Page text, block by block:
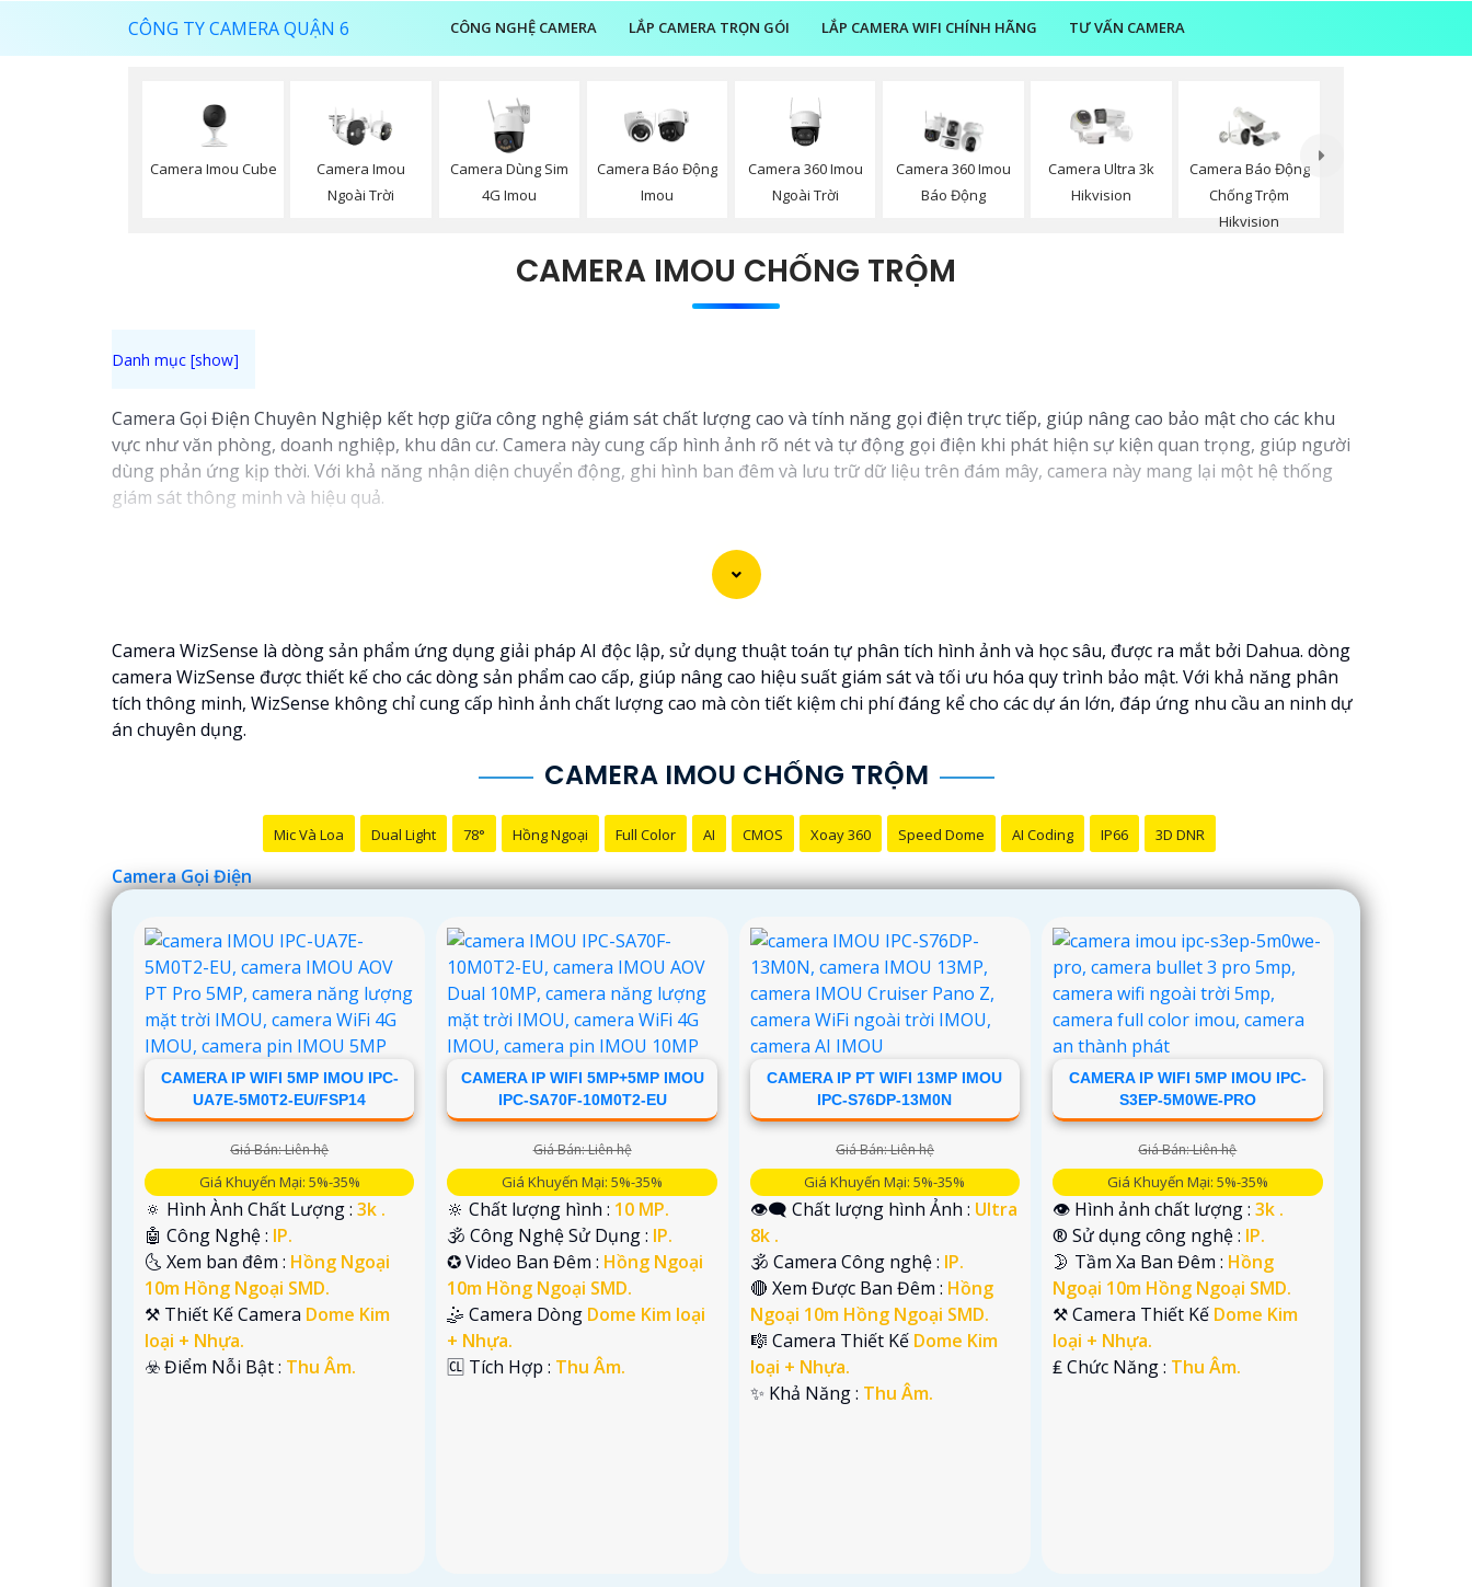
CÔNG TY CAMERA QUẬN 6 CÔNG NGHỆ CAMERA LẮP CAMERA TRỌN GÓI LẮP CAMERA WIFI CHÍNH HÃNG TƯ VẤN CAMERA
Camera Imou Cube
Camera Imou
Ngoài Trời
Camera Dùng Sim
4G Imou
Camera Báo Động
Imou
Camera 360 Imou
Ngoài Trời
Camera 360 Imou
Báo Động
Camera Ultra 3k
Hikvision
Camera Báo Động
Chống Trộm
Hikvision
CAMERA IMOU CHỐNG TRỘM
Camera Gọi Điện Chuyên Nghiệp kết hợp giữa công nghệ giám sát chất lượng cao và tính năng gọi điện trực tiếp, giúp nâng cao bảo mật cho các khu
vực như văn phòng, doanh nghiệp, khu dân cư. Camera này cung cấp hình ảnh rõ nét và tự động gọi điện khi phát hiện sự kiện quan trọng, giúp người
dùng phản ứng kịp thời. Với khả năng nhận diện chuyển động, ghi hình ban đêm và lưu trữ dữ liệu trên đám mây, camera này mang lại một hệ thống
giám sát thông minh và hiệu quả.
Camera WizSense là dòng sản phẩm ứng dụng giải pháp AI độc lập, sử dụng thuật toán tự phân tích hình ảnh và học sâu, được ra mắt bởi Dahua. dòng
camera WizSense được thiết kế cho các dòng sản phẩm cao cấp, giúp nâng cao hiệu suất giám sát và tối ưu hóa quy trình bảo mật. Với khả năng phân
tích thông minh, WizSense không chỉ cung cấp hình ảnh chất lượng cao mà còn tiết kiệm chi phí đáng kể cho các dự án lớn, đáp ứng nhu cầu an ninh dự
án chuyên dụng.
CAMERA IMOU CHỐNG TRỘM
Mic Và Loa Dual Light 78° Hồng Ngoại Full Color AI CMOS Xoay 360 Speed Dome AI Coding IP66 3D DNR
Camera Gọi Điện
CAMERA IP WIFI 5MP IMOU IPC-
UA7E-5M0T2-EU/FSP14
Giá Bán: Liên hệ
Giá Khuyến Mại: 5%-35%
🔅 Hình Ành Chất Lượng : 3k .
🤖️ Công Nghệ : IP.
🌜 Xem ban đêm : Hồng Ngoại
10m Hồng Ngoại SMD.
⚒ Thiết Kế Camera Dome Kim
loại + Nhựa.
️☣️ Điểm Nỗi Bật : Thu Âm.
CAMERA IP WIFI 5MP+5MP IMOU
IPC-SA70F-10M0T2-EU
Giá Bán: Liên hệ
Giá Khuyến Mại: 5%-35%
🔆 Chất lượng hình : 10 MP.
🕉️ Công Nghệ Sử Dụng : IP.
✪ Video Ban Đêm : Hồng Ngoại
10m Hồng Ngoại SMD.
🤹 Camera Dòng Dome Kim loại
+ Nhựa.
️🆑 Tích Hợp : Thu Âm.
CAMERA IP PT WIFI 13MP IMOU
IPC-S76DP-13M0N
Giá Bán: Liên hệ
Giá Khuyến Mại: 5%-35%
👁️‍🗨 Chất lượng hình Ảnh : Ultra
8k .
🕉️ Camera Công nghệ : IP.
🔴 Xem Được Ban Đêm : Hồng
Ngoại 10m Hồng Ngoại SMD.
🎼️ Camera Thiết Kế Dome Kim
loại + Nhựa.
️✨ Khả Năng : Thu Âm.
CAMERA IP WIFI 5MP IMOU IPC-
S3EP-5M0WE-PRO
Giá Bán: Liên hệ
Giá Khuyến Mại: 5%-35%
👁 Hình ảnh chất lượng :3k .
®️ Sử dụng công nghệ : IP.
🌛 Tầm Xa Ban Đêm : Hồng
Ngoại 10m Hồng Ngoại SMD.
⚒ Camera Thiết Kế Dome Kim
loại + Nhựa.
️₤ Chức Năng : Thu Âm.